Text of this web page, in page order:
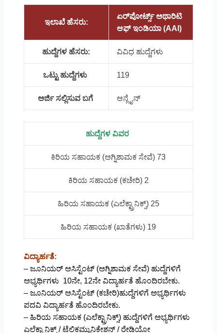
ಇಲಾಖೆ ಹೆಸರು:
ಏರ್‌ಪೋರ್ಟ್ಸ್ ಅಥಾರಿಟಿ
ಆಫ್ ಇಂಡಿಯಾ (AAI)
ಹುದ್ದೆಗಳ ಹೆಸರು: ವಿವಿಧ ಹುದ್ದೆಗಳು
ಒಟ್ಟು ಹುದ್ದೆಗಳು 119
ಅರ್ಜಿ ಸಲ್ಲಿಸುವ ಬಗೆ ಆನ್ಲೈನ್
ಹುದ್ದೆಗಳ ವಿವರ
ಕಿರಿಯ ಸಹಾಯಕ (ಅಗ್ನಿಶಾಮಕ ಸೇವೆ) 73
ಕಿರಿಯ ಸಹಾಯಕ (ಕಚೇರಿ) 2
ಹಿರಿಯ ಸಹಾಯಕ (ಎಲೆಕ್ಟ್ರಾನಿಕ್ಸ್) 25
ಹಿರಿಯ ಸಹಾಯಕ (ಖಾತೆಗಳು) 19
ವಿದ್ಯಾರ್ಹತೆ:
– ಜೂನಿಯರ್ ಅಸಿಸ್ಟೆಂಟ್ (ಅಗ್ನಿಶಾಮಕ ಸೇವೆ) ಹುದ್ದೆಗಳಿಗೆ
ಅಭ್ಯರ್ಥಿಗಳು 10ನೇ, 12ನೇ ವಿದ್ಯಾರ್ಹತೆ ಹೊಂದಿರಬೇಕು.
– ಜೂನಿಯರ್ ಅಸಿಸ್ಟೆಂಟ್ (ಕಚೇರಿ)ಹುದ್ದೆಗಳಿಗೆ ಅಭ್ಯರ್ಥಿಗಳು
ಪದವಿ ವಿದ್ಯಾರ್ಹತೆ ಹೊಂದಿರಬೇಕು.
– ಹಿರಿಯ ಸಹಾಯಕ (ಎಲೆಕ್ಟ್ರಾನಿಕ್ಸ್) ಹುದ್ದೆಗಳಿಗೆ ಅಭ್ಯರ್ಥಿಗಳು
ಎಲೆಕ್ಟ್ರಾನಿಕ್ಸ್ / ಟೆಲಿಕಮ್ಯುನಿಕೇಶನ್ / ರೇಡಿಯೋ